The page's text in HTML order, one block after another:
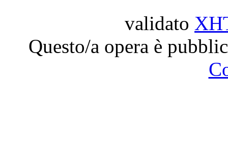
validato
Questo/a opera è